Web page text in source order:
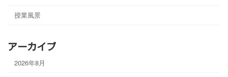
授業風景
アーカイブ
2026年8月